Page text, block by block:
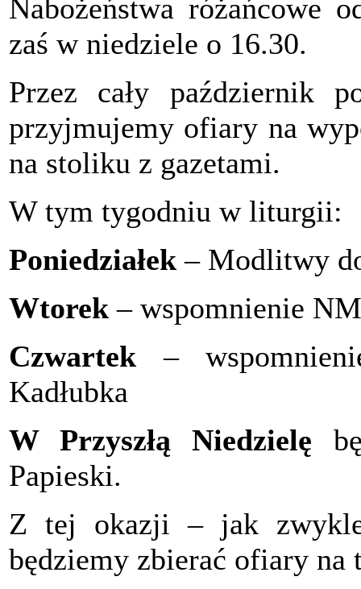
Nabożeństwa różańcowe
zaś w niedziele o 16.30.
Przez cały październik
przyjmujemy ofiary na
na stoliku z gazetami.
W tym tygodniu w liturgii:
Poniedziałek – Modlitwy
Wtorek – wspomnienie
Czwartek –
Kadłubka
W Przyszłą Niedzielę
Papieski.
Z tej okazji – jak zwykle
będziemy zbierać ofiary na